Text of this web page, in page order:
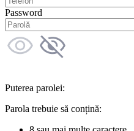
Password
Puterea parolei:
Parola trebuie să conțină: